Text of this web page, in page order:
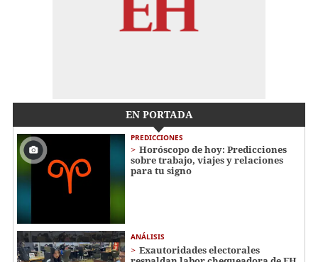
EN PORTADA
PREDICCIONES
Horóscopo de hoy: Predicciones
sobre trabajo, viajes y relaciones
para tu signo
ANÁLISIS
Exautoridades electorales